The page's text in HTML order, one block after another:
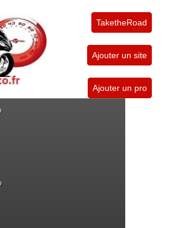
TaketheRoad
Ajouter un site
Ajouter un pro